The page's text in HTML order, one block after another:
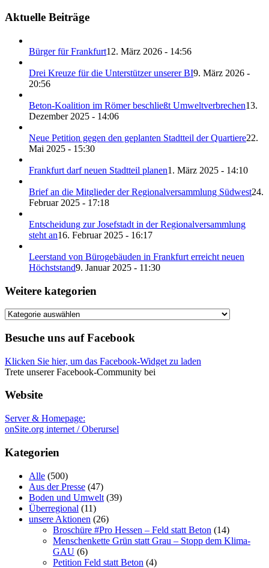
Aktuelle Beiträge
Bürger für Frankfurt12. März 2026 - 14:56
Drei Kreuze für die Unterstützer unserer BI9. März 2026 -
20:56
Beton-Koalition im Römer beschließt Umweltverbrechen13.
Dezember 2025 - 14:06
Neue Petition gegen den geplanten Stadtteil der Quartiere22.
Mai 2025 - 15:30
Frankfurt darf neuen Stadtteil planen1. März 2025 - 14:10
Brief an die Mitglieder der Regionalversammlung Südwest24.
Februar 2025 - 17:18
Entscheidung zur Josefstadt in der Regionalversammlung
steht an16. Februar 2025 - 16:17
Leerstand von Bürogebäuden in Frankfurt erreicht neuen
Höchststand9. Januar 2025 - 11:30
Weitere kategorien
Weitere
Besuche uns auf Facebook
Klicken Sie hier, um das Facebook-Widget zu laden
Trete unserer Facebook-Community bei
Website
Server & Homepage:
onSite.org internet / Oberursel
Kategorien
Alle (500)
Aus der Presse (47)
Boden und Umwelt (39)
Überregional (11)
unsere Aktionen (26)
Broschüre #Pro Hessen – Feld statt Beton (14)
Menschenkette Grün statt Grau – Stopp dem Klima-
GAU (6)
Petition Feld statt Beton (4)